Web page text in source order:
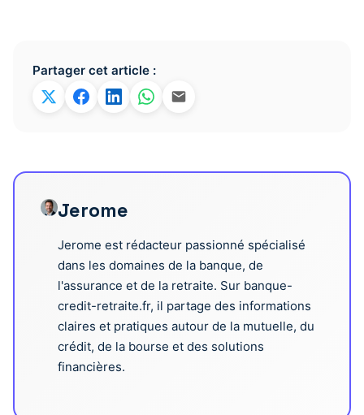
Partager cet article :
Jerome
Jerome est rédacteur passionné spécialisé
dans les domaines de la banque, de
l'assurance et de la retraite. Sur banque-
credit-retraite.fr, il partage des informations
claires et pratiques autour de la mutuelle, du
crédit, de la bourse et des solutions
financières.